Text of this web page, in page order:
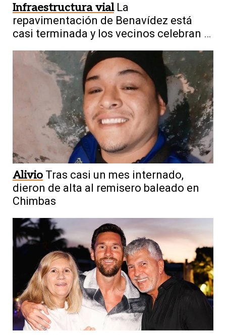
Infraestructura vial La
repavimentación de Benavídez está
casi terminada y los vecinos celebran el
Alivio Tras casi un mes internado,
dieron de alta al remisero baleado en
Chimbas